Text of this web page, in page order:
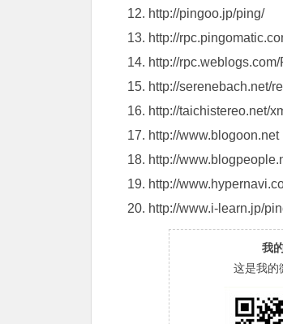
http://pingoo.jp/ping/
http://
http://
http://serenebach.net/
http://taichistereo.net/
http://www.blogoon.net
http://
http://
http://www.i-learn.jp/
我
这是我的